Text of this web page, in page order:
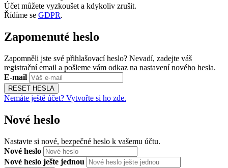
Účet můžete vyzkoušet a kdykoliv zrušit.
Řídíme se GDPR.
Zapomenuté heslo
Zapomněli jste své přihlašovací heslo? Nevadí, zadejte váš
registrační email a pošleme vám odkaz na nastavení nového hesla.
E-mail
RESET HESLA
Nemáte ještě účet? Vytvořte si ho zde.
Nové heslo
Nastavte si nové, bezpečné heslo k vašemu účtu.
Nové heslo
Nové heslo ješte jednou